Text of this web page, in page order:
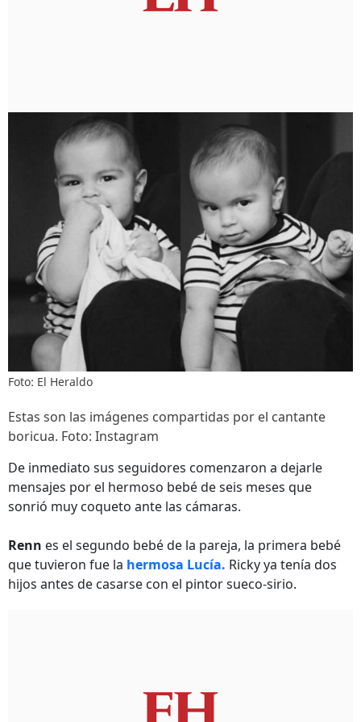
Foto: El Heraldo
Estas son las imágenes compartidas por el cantante
boricua. Foto: Instagram
De inmediato sus seguidores comenzaron a dejarle
mensajes por el hermoso bebé de seis meses que
sonrió muy coqueto ante las cámaras.
Renn es el segundo bebé de la pareja, la primera bebé
que tuvieron fue la hermosa Lucía. Ricky ya tenía dos
hijos antes de casarse con el pintor sueco-sirio​.